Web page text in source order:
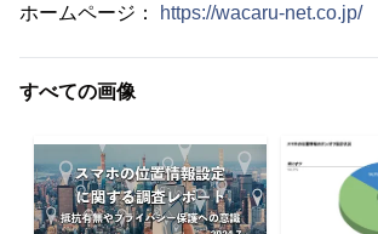
ホームページ：
https://wacaru-net.co.jp/
すべての画像